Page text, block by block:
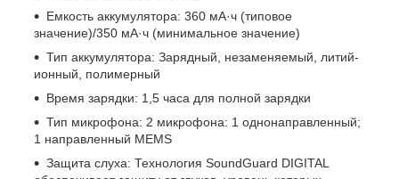
Емкость аккумулятора: 360 мА·ч (типовое
значение)/350 мА·ч (минимальное значение)
Тип аккумулятора: Зарядный, незаменяемый, литий-
ионный, полимерный
Время зарядки: 1,5 часа для полной зарядки
Тип микрофона: 2 микрофона: 1 однонаправленный;
1 направленный MEMS
Защита слуха: Технология SoundGuard DIGITAL